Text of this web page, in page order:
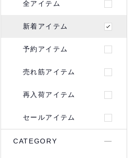
全アイテム
新着アイテム
予約アイテム
売れ筋アイテム
再入荷アイテム
セールアイテム
CATEGORY